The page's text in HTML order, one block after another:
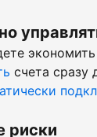
счета сразу
риски